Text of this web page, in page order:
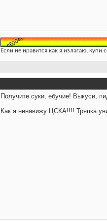
Если не нравится как я излагаю, купи
Получите суки, ебучие! Выкуси,
Как я ненавижу ЦСКА!!!! Тряпка